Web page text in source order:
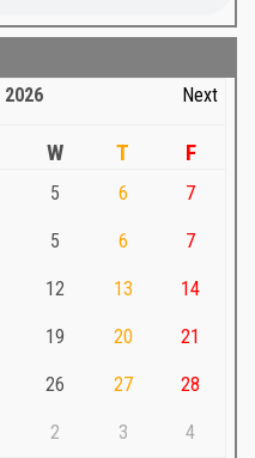
2026 Next
W T F
5 6 7
5 6 7
12 13 14
19 20 21
26 27 28
2 3 4